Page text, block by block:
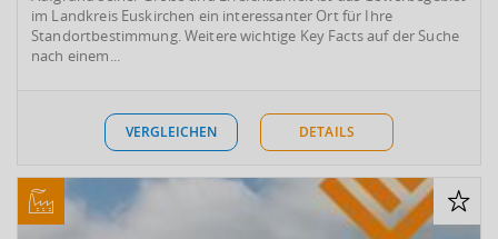
im Landkreis Euskirchen ein interessanter Ort für Ihre
Standortbestimmung. Weitere wichtige Key Facts auf der Suche
nach einem...
VERGLEICHEN DETAILS